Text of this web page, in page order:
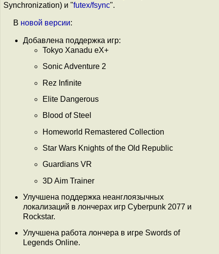
Synchronization) и "futex/fsync".
В новой версии:
Добавлена поддержка игр:
Tokyo Xanadu eX+
Sonic Adventure 2
Rez Infinite
Elite Dangerous
Blood of Steel
Homeworld Remastered Collection
Star Wars Knights of the Old Republic
Guardians VR
3D Aim Trainer
Улучшена поддержка неанглоязычных
локализаций в лончерах игр Cyberpunk 2077 и
Rockstar.
Улучшена работа лончера в игре Swords of
Legends Online.